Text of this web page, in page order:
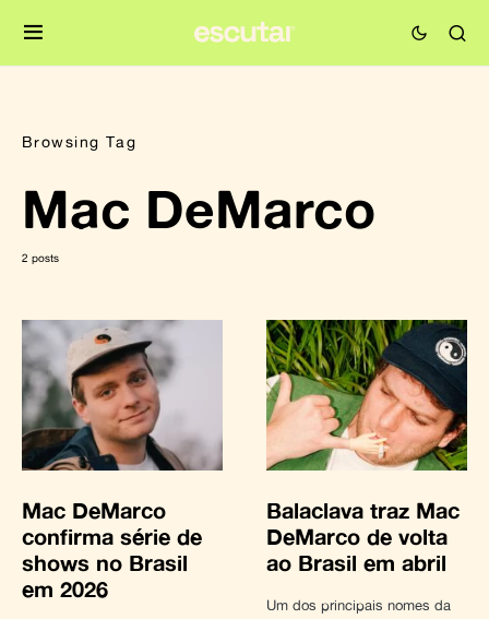
Browsing Tag
Mac DeMarco
2 posts
Mac DeMarco
confirma série de
shows no Brasil
em 2026
Balaclava traz Mac
DeMarco de volta
ao Brasil em abril
Um dos principais nomes da